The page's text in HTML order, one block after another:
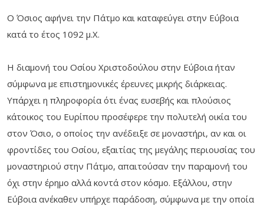
Ο Όσιος αφήνει την Πάτμο και καταφεύγει στην Εύβοια
κατά το έτος 1092 μ.Χ.
Η διαμονή του Οσίου Χριστοδούλου στην Εύβοια ήταν
σύμφωνα με επιστημονικές έρευνες μικρής διάρκειας.
Υπάρχει η πληροφορία ότι ένας ευσεβής και πλούσιος
κάτοικος του Ευρίπου προσέφερε την πολυτελή οικία του
στον Όσιο, ο οποίος την ανέδειξε σε μοναστήρι, αν και οι
φροντίδες του Οσίου, εξαιτίας της μεγάλης περιουσίας του
μοναστηριού στην Πάτμο, απαιτούσαν την παραμονή του
όχι στην έρημο αλλά κοντά στον κόσμο. Εξάλλου, στην
Εύβοια ανέκαθεν υπήρχε παράδοση, σύμφωνα με την οποία